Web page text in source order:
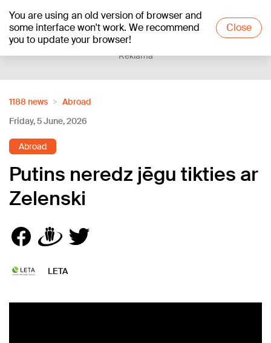
You are using an old version of browser and
some interface won't work. We recommend
you to update your browser!
Close
+21°C
Reklāma
1188 news
Abroad
Friday, 5 June, 2026
Abroad
Putins neredz jēgu tikties ar
Zelenski
LETA